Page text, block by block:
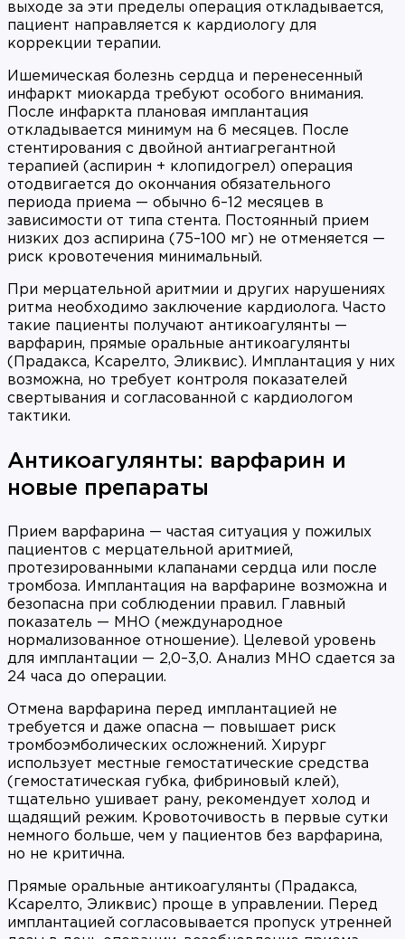
выходе за эти пределы операция откладывается,
пациент направляется к кардиологу для
коррекции терапии.
Ишемическая болезнь сердца и перенесенный
инфаркт миокарда требуют особого внимания.
После инфаркта плановая имплантация
откладывается минимум на 6 месяцев. После
стентирования с двойной антиагрегантной
терапией (аспирин + клопидогрел) операция
отодвигается до окончания обязательного
периода приема — обычно 6–12 месяцев в
зависимости от типа стента. Постоянный прием
низких доз аспирина (75–100 мг) не отменяется —
риск кровотечения минимальный.
При мерцательной аритмии и других нарушениях
ритма необходимо заключение кардиолога. Часто
такие пациенты получают антикоагулянты —
варфарин, прямые оральные антикоагулянты
(Прадакса, Ксарелто, Эликвис). Имплантация у них
возможна, но требует контроля показателей
свертывания и согласованной с кардиологом
тактики.
Антикоагулянты: варфарин и
новые препараты
Прием варфарина — частая ситуация у пожилых
пациентов с мерцательной аритмией,
протезированными клапанами сердца или после
тромбоза. Имплантация на варфарине возможна и
безопасна при соблюдении правил. Главный
показатель — МНО (международное
нормализованное отношение). Целевой уровень
для имплантации — 2,0–3,0. Анализ МНО сдается за
24 часа до операции.
Отмена варфарина перед имплантацией не
требуется и даже опасна — повышает риск
тромбоэмболических осложнений. Хирург
использует местные гемостатические средства
(гемостатическая губка, фибриновый клей),
тщательно ушивает рану, рекомендует холод и
щадящий режим. Кровоточивость в первые сутки
немного больше, чем у пациентов без варфарина,
но не критична.
Прямые оральные антикоагулянты (Прадакса,
Ксарелто, Эликвис) проще в управлении. Перед
имплантацией согласовывается пропуск утренней